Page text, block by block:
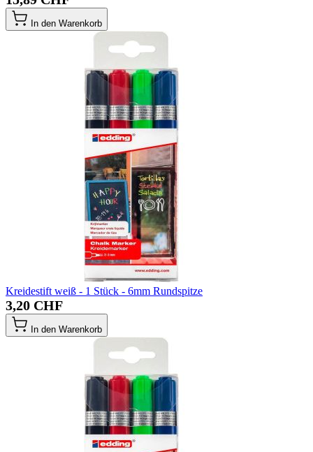
In den Warenkorb
Kreidestift weiß - 1 Stück - 6mm Rundspitze
3,20 CHF
In den Warenkorb